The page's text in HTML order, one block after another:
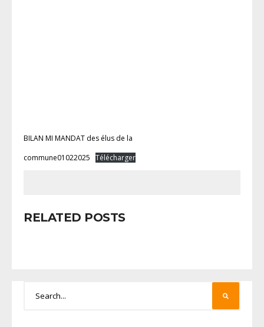
BILAN MI MANDAT des élus de la
commune01022025 Télécharger
RELATED POSTS